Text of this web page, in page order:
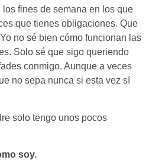
fines de semana en los que
que tienes obligaciones. Que
no sé bien cómo funcionan las
Solo sé que sigo queriendo
conmigo. Aunque a veces
no sepa nunca si esta vez sí
solo tengo unos pocos
soy.